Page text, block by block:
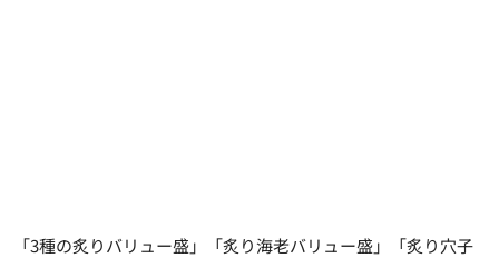
「3種の炙りバリュー盛」「炙り海老バリュー盛」「炙り穴子